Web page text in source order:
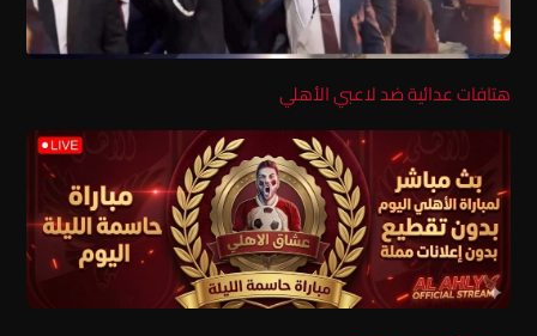
هتافات عدائية ضد لاعبي الأهلي